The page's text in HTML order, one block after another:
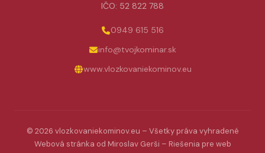
IČO: 52 822 788
0949 615 516
info@tvojkominar.sk
www.vlozkovaniekominov.eu
© 2026 vlozkovaniekominov.eu – Všetky práva vyhradené
Webová stránka od Miroslav Gerši – Riešenia pre web